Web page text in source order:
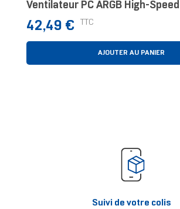
Ventilateur PC ARGB High-Speed
Prix
42,49 € TTC
AJOUTER AU PANIER
Suivi de votre colis